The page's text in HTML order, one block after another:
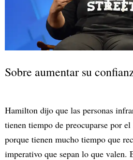
Sobre aumentar su
Hamilton dijo que las personas
tienen tiempo de preocuparse por
porque tienen mucho tiempo que
imperativo que sepan lo que valen.